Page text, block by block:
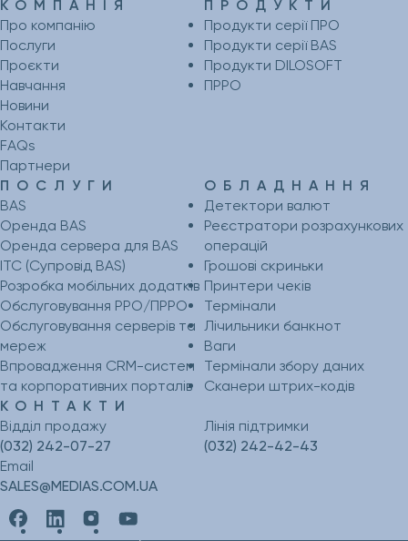
КОМПАНІЯ
Про компанію
Послуги
Проєкти
Навчання
Новини
Контакти
FAQs
Партнери
ПОСЛУГИ
BAS
Оренда BAS
Оренда сервера для BAS
ІТС (Супровід BAS)
Розробка мобільних додатків
Обслуговування РРО/ПРРО
Обслуговування серверів та
мереж
Впровадження CRM-систем
та корпоративних порталів
ОБЛАДНАННЯ
Детектори валют
Реєстратори розрахункових
операцій
Грошові скриньки
Принтери чеків
Термінали
Лічильники банкнот
Ваги
Термінали збору даних
Сканери штрих-кодів
ПРОДУКТИ
Продукти серії ПРО
Продукти серії BAS
Продукти DILOSOFT
ПРРО
КОНТАКТИ
Відділ продажу
(032) 242-07-27
Лінія підтримки
(032) 242-42-43
Email
SALES@MEDIAS.COM.UA